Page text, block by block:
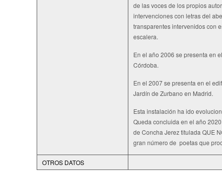
de las voces de los propios
intervenciones con letras del
transparentes intervenidos con
escalera.
En el año 2006 se presenta en
Córdoba.
En el 2007 se presenta en el
Jardín de Zurbano en Madrid.
Esta instalación ha ido
Queda concluida en el año
de Concha Jerez titulada QUE
gran número de poetas que
OTROS DATOS